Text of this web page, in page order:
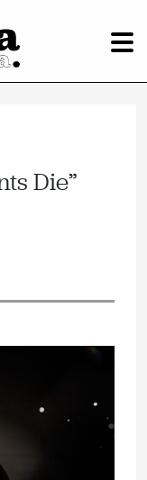
Die”